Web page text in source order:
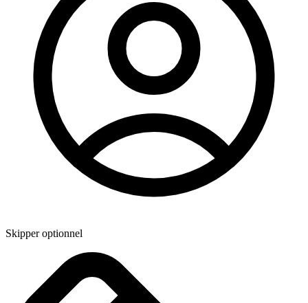
Skipper optionnel